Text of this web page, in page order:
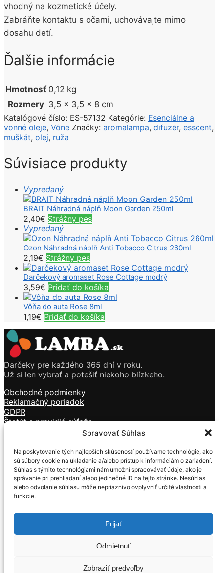
Spravovať Súhlas
Na poskytovanie tých najlepších skúseností používame technológie, ako
sú súbory cookie na ukladanie a/alebo prístup k informáciám o zariadení.
Súhlas s týmito technológiami nám umožní spracovávať údaje, ako je
správanie pri prehliadaní alebo jedinečné ID na tejto stránke. Nesúhlas
alebo odvolanie súhlasu môže nepriaznivo ovplyvniť určité vlastnosti a
funkcie.
Prijať
Odmietnuť
Zobraziť predvoľby
vhodný na kozmetické účely.
Zabráňte kontaktu s očami, uchovávajte mimo
dosahu detí.
Ďalšie informácie
Hmotnosť 0,12 kg
Rozmery 3,5 × 3,5 × 8 cm
Katalógové číslo: ES-57132 Kategórie: Esenciálne a
vonné oleje, Vône Značky: aromalampa, difuzér, esscent,
muškát, olej, ruža
Súvisiace produkty
Vypredaný
BRAIT Náhradná náplň Moon Garden 250ml
2,40€ Strážny pes
Vypredaný
Ozon Náhradná náplň Anti Tobacco Citrus 260ml
2,19€ Strážny pes
Darčekový aromaset Rose Cottage modrý
3,59€ Pridať do košíka
Vôňa do auta Rose 8ml
1,19€ Pridať do košíka
Darčeky pre každého 365 dní v roku.
Už si len vybrať a potešiť niekoho blízkeho.
Obchodné podmienky
Reklamačný poriadok
GDPR
Štatút a pravidlá súťaže
Sviečky
Kozmetika
Vône
Tečúci dym
Darčekové predmety
Formulár na ODSTÚPENIE OD ZMLUVY
Formulár na REKLAMÁCIU
sviečkami, kozmetikou, darčekovými predmetmi –